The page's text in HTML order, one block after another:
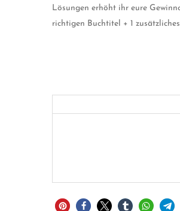
Lösungen erhöht ihr eure
richtigen Buchtitel + 1